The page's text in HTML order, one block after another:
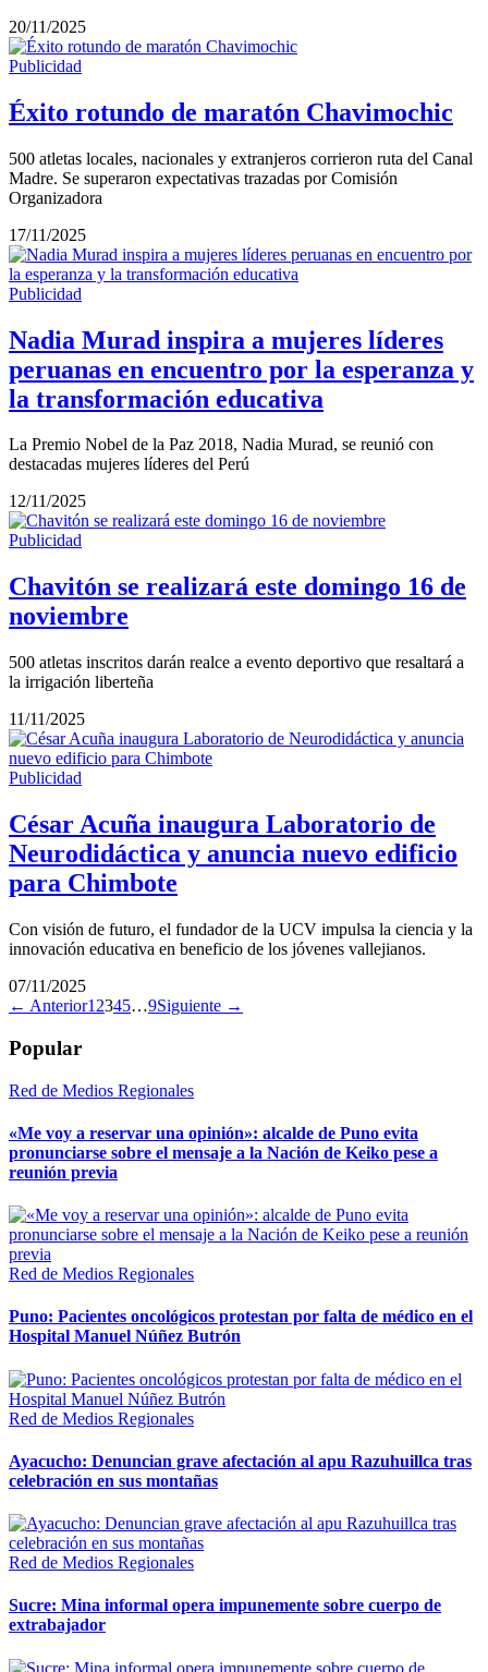
20/11/2025
Publicidad
Éxito rotundo de maratón Chavimochic
500 atletas locales, nacionales y extranjeros corrieron ruta del Canal
Madre. Se superaron expectativas trazadas por Comisión
Organizadora
17/11/2025
Publicidad
Nadia Murad inspira a mujeres líderes
peruanas en encuentro por la esperanza y
la transformación educativa
La Premio Nobel de la Paz 2018, Nadia Murad, se reunió con
destacadas mujeres líderes del Perú
12/11/2025
Publicidad
Chavitón se realizará este domingo 16 de
noviembre
500 atletas inscritos darán realce a evento deportivo que resaltará a
la irrigación liberteña
11/11/2025
Publicidad
César Acuña inaugura Laboratorio de
Neurodidáctica y anuncia nuevo edificio
para Chimbote
Con visión de futuro, el fundador de la UCV impulsa la ciencia y la
innovación educativa en beneficio de los jóvenes vallejianos.
07/11/2025
← Anterior1 2345…9Siguiente →
Popular
Red de Medios Regionales
«Me voy a reservar una opinión»: alcalde de Puno evita
pronunciarse sobre el mensaje a la Nación de Keiko pese a
reunión previa
Red de Medios Regionales
Puno: Pacientes oncológicos protestan por falta de médico en el
Hospital Manuel Núñez Butrón
Red de Medios Regionales
Ayacucho: Denuncian grave afectación al apu Razuhuillca tras
celebración en sus montañas
Red de Medios Regionales
Sucre: Mina informal opera impunemente sobre cuerpo de
extrabajador